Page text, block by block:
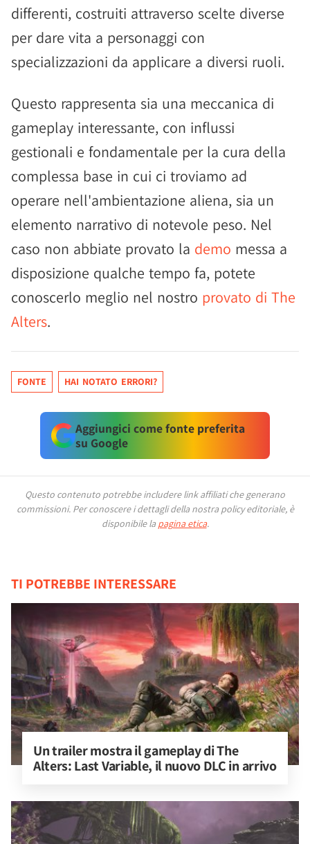
differenti, costruiti attraverso scelte diverse
per dare vita a personaggi con
specializzazioni da applicare a diversi ruoli.
Questo rappresenta sia una meccanica di
gameplay interessante, con influssi
gestionali e fondamentale per la cura della
complessa base in cui ci troviamo ad
operare nell'ambientazione aliena, sia un
elemento narrativo di notevole peso. Nel
caso non abbiate provato la demo messa a
disposizione qualche tempo fa, potete
conoscerlo meglio nel nostro provato di The
Alters.
FONTE HAI NOTATO ERRORI?
Aggiungici come fonte preferita
su Google
Questo contenuto potrebbe includere link affiliati che generano
commissioni. Per conoscere i dettagli della nostra policy editoriale, è
disponibile la pagina etica.
TI POTREBBE INTERESSARE
Un trailer mostra il gameplay di The
Alters: Last Variable, il nuovo DLC in arrivo